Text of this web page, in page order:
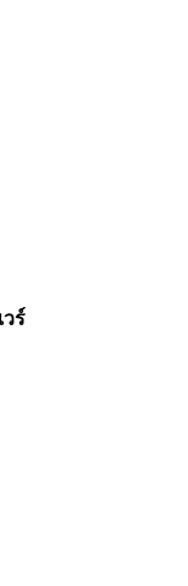
ร์